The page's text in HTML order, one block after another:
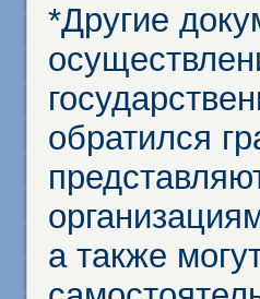
*Другие
обратился
а также